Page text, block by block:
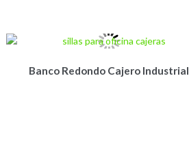
Banco Redondo Cajero Industrial